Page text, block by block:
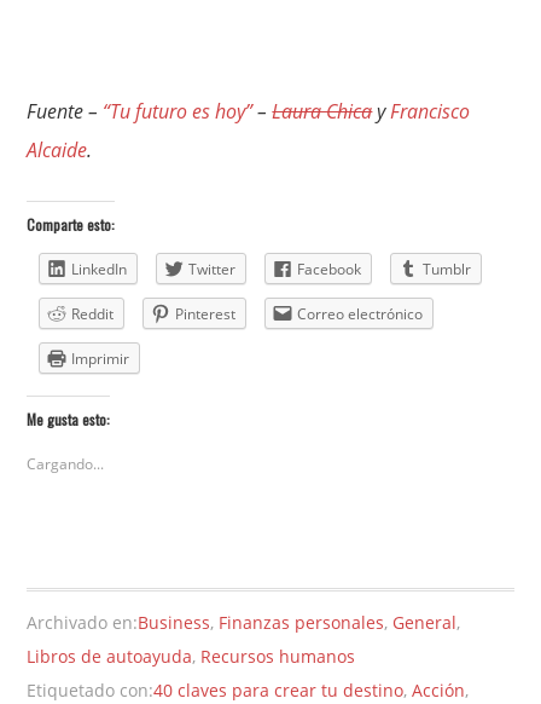
Fuente – “Tu futuro es hoy”–Laura ChicayFrancisco
Alcaide.
Comparte esto:
LinkedIn Twitter Facebook Tumblr
Reddit Pinterest Correo electrónico
Imprimir
Me gusta esto:
Cargando...
Archivado en:Business, Finanzas personales, General,
Libros de autoayuda, Recursos humanos
Etiquetado con:40 claves para crear tu destino,Acción,